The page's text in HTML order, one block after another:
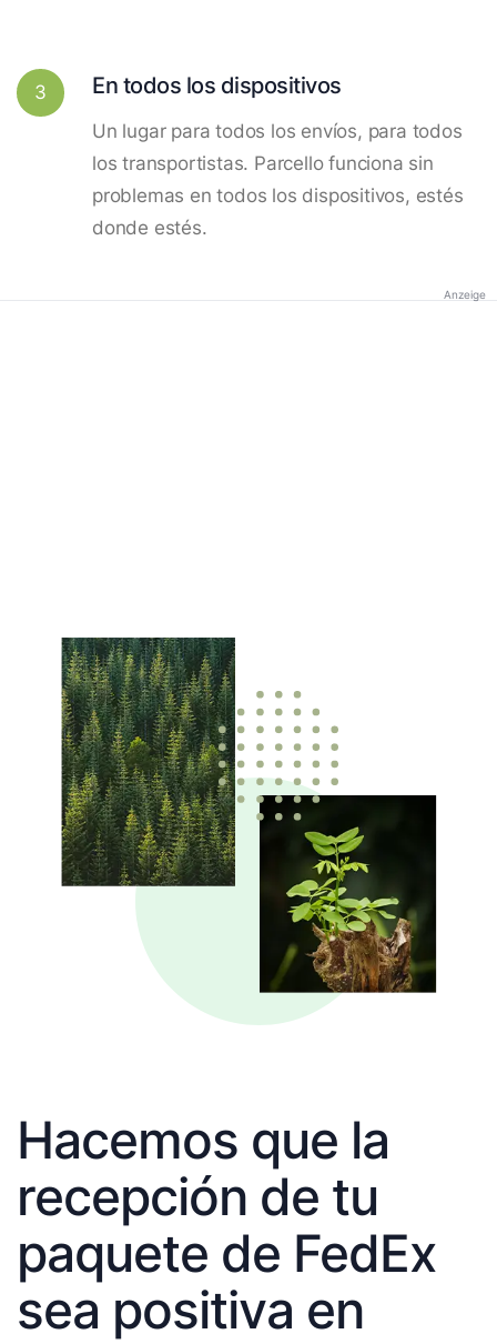
3 En todos los dispositivos
Un lugar para todos los envíos, para todos
los transportistas. Parcello funciona sin
problemas en todos los dispositivos, estés
donde estés.
Anzeige
Hacemos que la
recepción de tu
paquete de FedEx
sea positiva en